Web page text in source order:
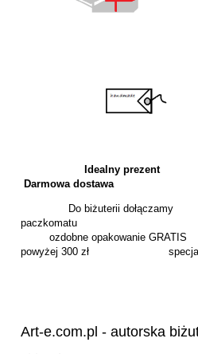
Idealny prezent
Darmowa dostawa
Do biżuterii
paczkomatu
ozdobne opakowanie
powyżej 300 zł specjalnie
Art-e.com.pl - autorska